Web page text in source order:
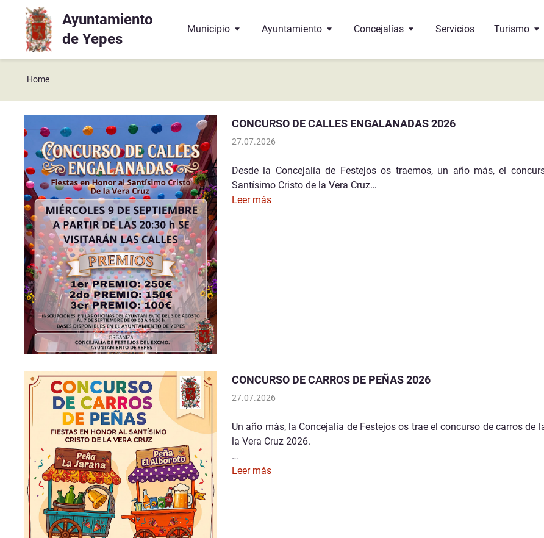
Ir a contenido principal
Ayuntamiento
de Yepes
Municipio
Historia
Geografía
Enlaces y contactos de interés
Juzgado de Paz
Hermanamiento con Sante-Eulalie
Ayuntamiento
La corporación
El pleno
Bandos
Concejalías
Cultura
Bienestar social
Urbanismo
Servicios Turismo
¿Dónde
Home
CONCURSO DE CALLES ENGALANADAS 2026
27.07.2026
Desde la Concejalía de Festejos os traemos, un año más, el
Santísimo Cristo de la Vera Cruz…
Leer más
CONCURSO DE CARROS DE PEÑAS 2026
27.07.2026
Un año más, la Concejalía de Festejos os trae el concurso de carros
la Vera Cruz 2026.
…
Leer más